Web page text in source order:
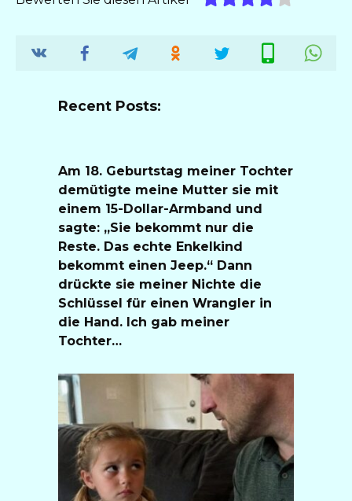
Recent Posts:
Am 18. Geburtstag meiner Tochter
demütigte meine Mutter sie mit
einem 15-Dollar-Armband und
sagte: „Sie bekommt nur die
Reste. Das echte Enkelkind
bekommt einen Jeep.“ Dann
drückte sie meiner Nichte die
Schlüssel für einen Wrangler in
die Hand. Ich gab meiner
Tochter…